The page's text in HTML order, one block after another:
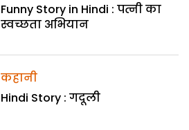
Funny Story in Hindi : पत्नी का
स्वच्छता अभियान
कहानी
Hindi Story : गदूली